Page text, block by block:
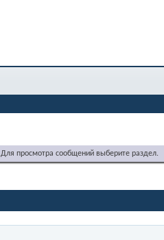
Для просмотра сообщений выберите раздел.